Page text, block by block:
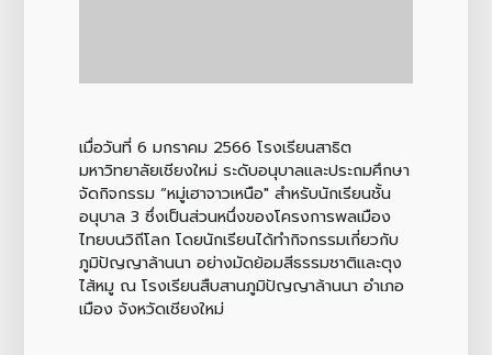
เมื่อวันที่ 6 มกราคม 2566 โรงเรียนสาธิต
มหาวิทยาลัยเชียงใหม่ ระดับอนุบาลและประถมศึกษา
จัดกิจกรรม “หมู่เฮาจาวเหนือ" สำหรับนักเรียนชั้น
อนุบาล 3 ซึ่งเป็นส่วนหนึ่งของโครงการพลเมือง
ไทยบนวิถีโลก โดยนักเรียนได้ทำกิจกรรมเกี่ยวกับ
ภูมิปัญญาล้านนา อย่างมัดย้อมสีธรรมชาติและตุง
ไส้หมู ณ โรงเรียนสืบสานภูมิปัญญาล้านนา อำเภอ
เมือง จังหวัดเชียงใหม่